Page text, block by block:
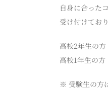
自身に合った
受け付けており
高校2年生の方
高校1年生の方
※ 受験生の方